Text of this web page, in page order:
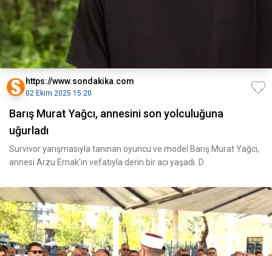
https://www.sondakika.com
02 Ekim 2025 15:20
Barış Murat Yağcı, annesini son yolculuğuna
uğurladı
Survivor yarışmasıyla tanınan oyuncu ve model Barış Murat Yağcı,
annesi Arzu Ernak'ın vefatıyla derin bir acı yaşadı. D